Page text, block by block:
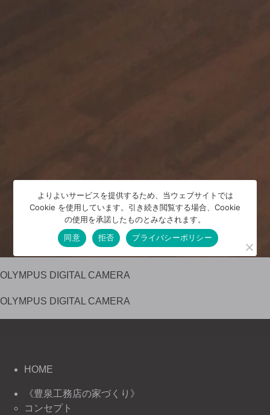
OLYMPUS DIGITAL CAMERA
OLYMPUS DIGITAL CAMERA
HOME
《豊泉工務店の家づくり》
コンセプト
よりよいサービスを提供するため、当ウェブサイトでは
Cookie を使用しています。引き続き閲覧する場合、Cookie
の使用を承諾したものとみなされます。
同意
拒否 プライバシーポリシー